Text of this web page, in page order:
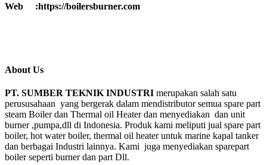
Web :https://boilersburner.com
About Us
PT. SUMBER TEKNIK INDUSTRI merupakan salah satu
perususahaan yang bergerak dalam mendistributor semua spare part
steam Boiler dan Thermal oil Heater dan menyediakan dan unit
burner ,pumpa,dll di Indonesia. Produk kami meliputi jual spare part
boiler, hot water boiler, thermal oil heater untuk marine kapal tanker
dan berbagai Industri lainnya. Kami juga menyediakan sparepart
boiler seperti burner dan part Dll.